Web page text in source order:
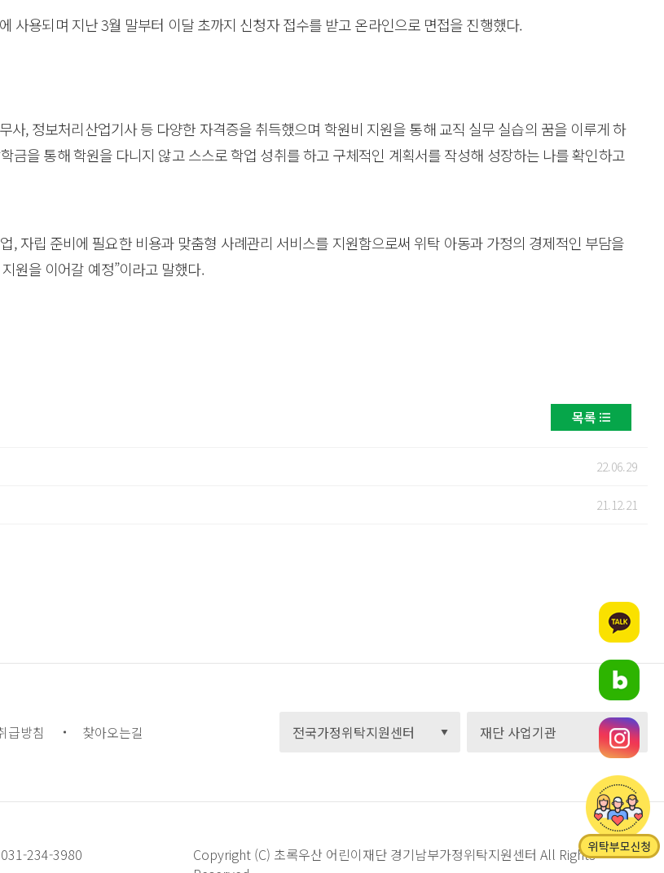
사용되며 지난 3월 말부터 이달 초까지 신청자 접수를 받고 온라인으로 면접을 진행했다.
, 정보처리산업기사 등 다양한 자격증을 취득했으며 학원비 지원을 통해 교직 실무 실습의 꿈을 이루게 하
금을 통해 학원을 다니지 않고 스스로 학업 성취를 하고 구체적인 계획서를 작성해 성장하는 나를 확인하고
, 자립 준비에 필요한 비용과 맞춤형 사례관리 서비스를 지원함으로써 위탁 아동과 가정의 경제적인 부담을
원을 이어갈 예정”이라고 말했다.
목록
22.06.29
21.12.21
급방침 찾아오는길
031-234-3980
Copyright (C) 초록우산 어린이재단 경기남부가정위탁지원센터 All Rights